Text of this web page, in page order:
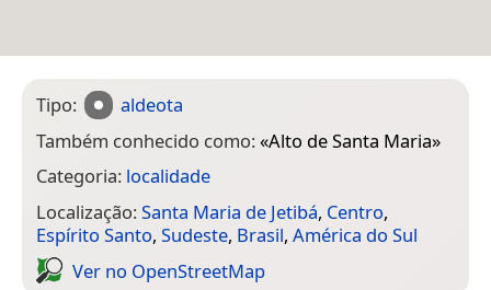
Tipo:
aldeota
Também conhecido como:«Alto de Santa Maria»
Categoria: localidade
Localização:Santa Maria de Jetibá, Centro,
Espírito Santo, Sudeste, Brasil, América do Sul
Ver no Open­Street­Map